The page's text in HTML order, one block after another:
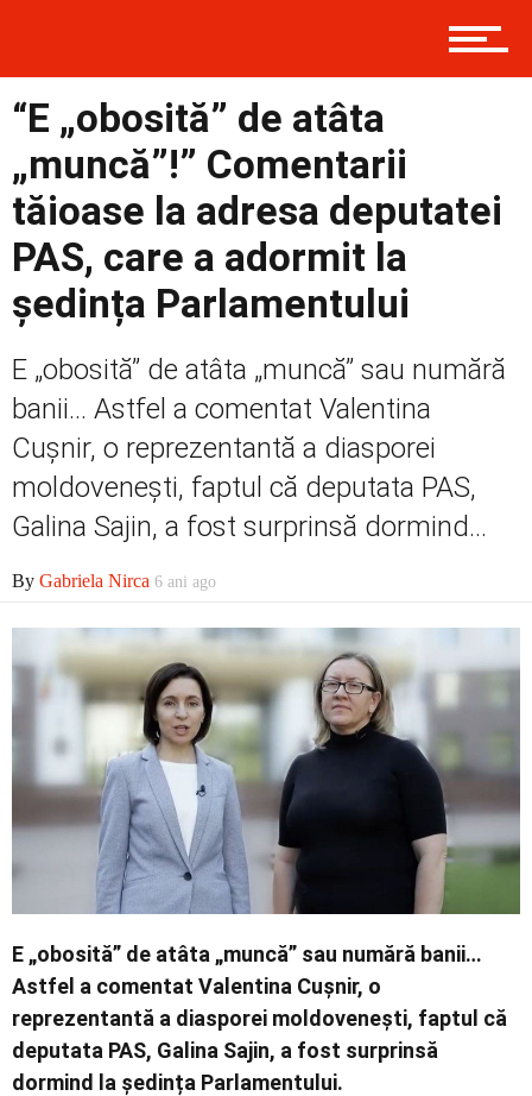
Prima
Social
Contact
“E „obosită” de atâta
„muncă”!” Comentarii
tăioase la adresa deputatei
PAS, care a adormit la
ședința Parlamentului
E „obosită” de atâta „muncă” sau numără
banii… Astfel a comentat Valentina
Cușnir, o reprezentantă a diasporei
moldovenești, faptul că deputata PAS,
Galina Sajin, a fost surprinsă dormind...
By Gabriela Nirca 6 ani ago
E „obosită” de atâta „muncă” sau numără banii…
Astfel a comentat Valentina Cușnir, o
reprezentantă a diasporei moldovenești, faptul că
deputata PAS, Galina Sajin, a fost surprinsă
dormind la ședința Parlamentului.